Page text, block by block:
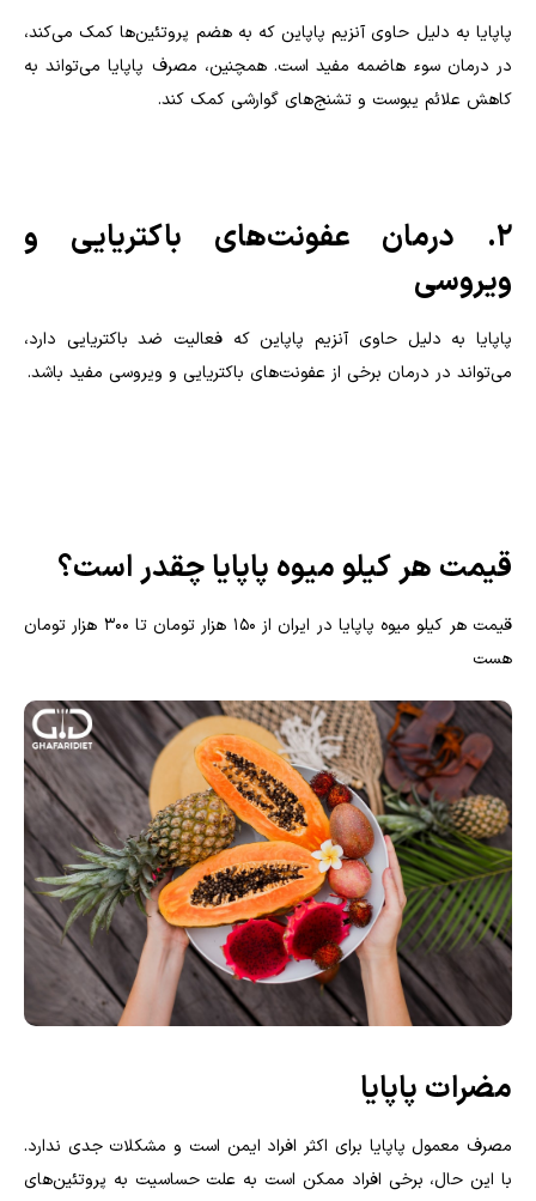
پاپایا به دلیل حاوی آنزیم پاپاین که به هضم پروتئین‌ها کمک می‌کند،
در درمان سوء هاضمه مفید است. همچنین، مصرف پاپایا می‌تواند به
کاهش علائم یبوست و تشنج‌های گوارشی کمک کند.
2. درمان عفونت‌های باکتریایی و
ویروسی
پاپایا به دلیل حاوی آنزیم پاپاین که فعالیت ضد باکتریایی دارد،
می‌تواند در درمان برخی از عفونت‌های باکتریایی و ویروسی مفید باشد.
قیمت هر کیلو میوه پاپایا چقدر است؟
قیمت هر کیلو میوه پاپایا در ایران از 150 هزار تومان تا 300 هزار تومان
هست
مضرات پاپایا
مصرف معمول پاپایا برای اکثر افراد ایمن است و مشکلات جدی ندارد.
با این حال، برخی افراد ممکن است به علت حساسیت به پروتئین‌های